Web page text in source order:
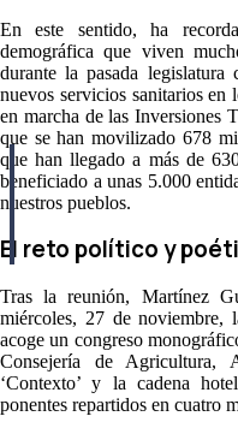
En este sentido, ha
demográfica que viven
durante la pasada
nuevos servicios sanitarios en
en marcha de las Inversiones
que se han movilizado 678
que han llegado a más de
beneficiado a unas 5.000
nuestros pueblos.
El reto político y
Tras la reunión, Martínez
miércoles, 27 de noviembre,
acoge un congreso
Consejería de
‘Contexto’ y la cadena
ponentes repartidos en cuatro